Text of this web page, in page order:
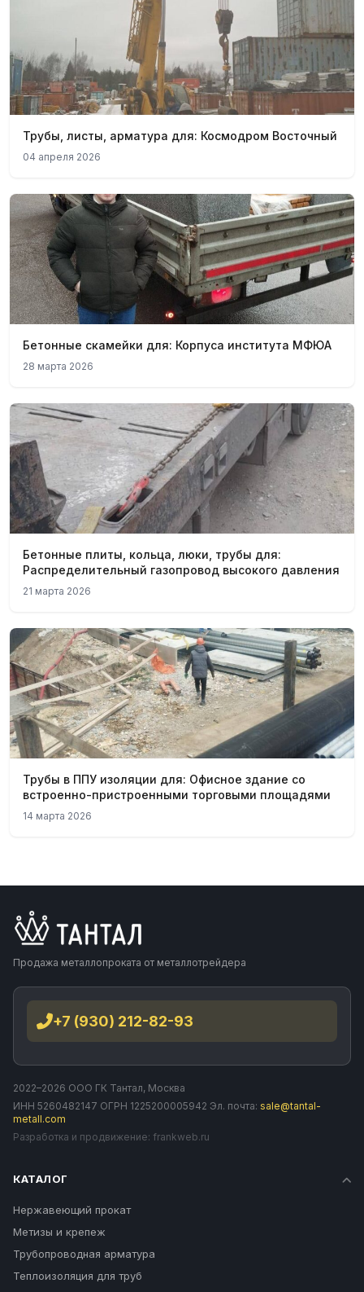
Трубы, листы, арматура для: Космодром Восточный
04 апреля 2026
Бетонные скамейки для: Корпуса института МФЮА
28 марта 2026
Бетонные плиты, кольца, люки, трубы для:
Распределительный газопровод высокого давления
21 марта 2026
Трубы в ППУ изоляции для: Офисное здание со
встроенно-пристроенными торговыми площадями
14 марта 2026
Продажа металлопроката от металлотрейдера
+7 (930) 212-82-93
2022–2026 ООО ГК Тантал, Москва
ИНН 5260482147 ОГРН 1225200005942 Эл. почта: sale@tantal-
metall.com
Разработка и продвижение: frankweb.ru
КАТАЛОГ
Нержавеющий прокат
Метизы и крепеж
Трубопроводная арматура
Теплоизоляция для труб